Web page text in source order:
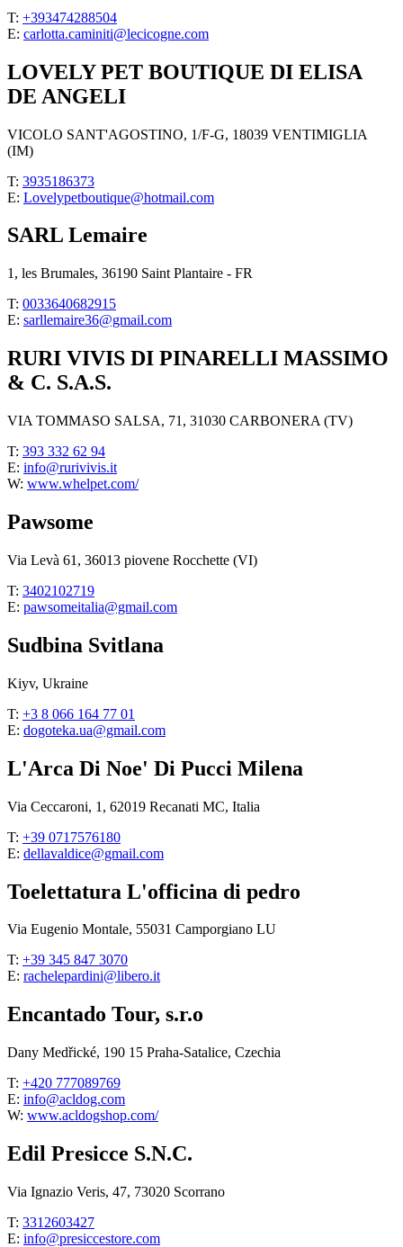
T: +393474288504
E: carlotta.caminiti@lecicogne.com
LOVELY PET BOUTIQUE DI ELISA
DE ANGELI
VICOLO SANT'AGOSTINO, 1/F-G, 18039 VENTIMIGLIA
(IM)
T: 3935186373
E: Lovelypetboutique@hotmail.com
SARL Lemaire
1, les Brumales, 36190 Saint Plantaire - FR
T: 0033640682915
E: sarllemaire36@gmail.com
RURI VIVIS DI PINARELLI MASSIMO
& C. S.A.S.
VIA TOMMASO SALSA, 71, 31030 CARBONERA (TV)
T: 393 332 62 94
E: info@rurivivis.it
W: www.whelpet.com/
Pawsome
Via Levà 61, 36013 piovene Rocchette (VI)
T: 3402102719
E: pawsomeitalia@gmail.com
Sudbina Svitlana
Kiyv, Ukraine
T: +3 8 066 164 77 01
E: dogoteka.ua@gmail.com
L'Arca Di Noe' Di Pucci Milena
Via Ceccaroni, 1, 62019 Recanati MC, Italia
T: +39 0717576180
E: dellavaldice@gmail.com
Toelettatura L'officina di pedro
Via Eugenio Montale, 55031 Camporgiano LU
T: +39 345 847 3070
E: rachelepardini@libero.it
Encantado Tour, s.r.o
Dany Medřické, 190 15 Praha-Satalice, Czechia
T: +420 777089769
E: info@acldog.com
W: www.acldogshop.com/
Edil Presicce S.N.C.
Via Ignazio Veris, 47, 73020 Scorrano
T: 3312603427
E: info@presiccestore.com